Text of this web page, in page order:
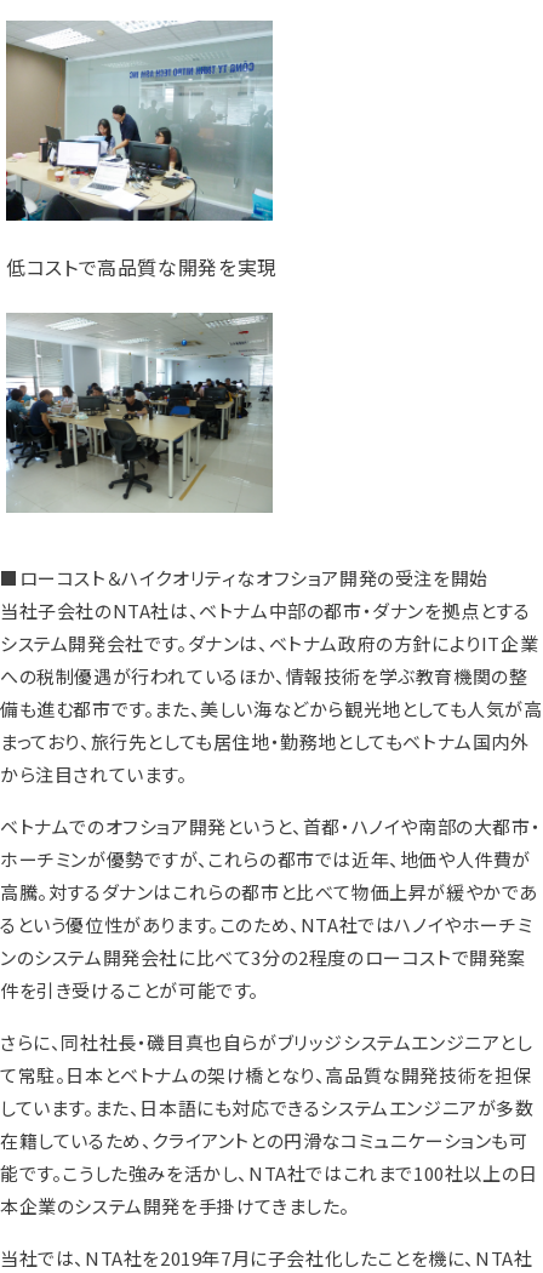
低コストで高品質な開発を実現
■ローコスト＆ハイクオリティなオフショア開発の受注を開始
当社子会社のNTA社は、ベトナム中部の都市・ダナンを拠点とする
システム開発会社です。ダナンは、ベトナム政府の方針によりIT企業
への税制優遇が行われているほか、情報技術を学ぶ教育機関の整
備も進む都市です。また、美しい海などから観光地としても人気が高
まっており、旅行先としても居住地・勤務地としてもベトナム国内外
から注目されています。
ベトナムでのオフショア開発というと、首都・ハノイや南部の大都市・
ホーチミンが優勢ですが、これらの都市では近年、地価や人件費が
高騰。対するダナンはこれらの都市と比べて物価上昇が緩やかであ
るという優位性があります。このため、NTA社ではハノイやホーチミ
ンのシステム開発会社に比べて3分の2程度のローコストで開発案
件を引き受けることが可能です。
さらに、同社社長・磯目真也自らがブリッジシステムエンジニアとし
て常駐。日本とベトナムの架け橋となり、高品質な開発技術を担保
しています。また、日本語にも対応できるシステムエンジニアが多数
在籍しているため、クライアントとの円滑なコミュニケーションも可
能です。こうした強みを活かし、NTA社ではこれまで100社以上の日
本企業のシステム開発を手掛けてきました。
当社では、NTA社を2019年7月に子会社化したことを機に、NTA社